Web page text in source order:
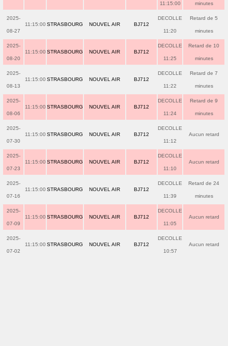
11:15:00 minutes
2025-
08-27
11:15:00 STRASBOURG NOUVEL AIR BJ712
DECOLLE
11:20
Retard de 5
minutes
2025-
08-20
11:15:00 STRASBOURG NOUVEL AIR BJ712
DECOLLE
11:25
Retard de 10
minutes
2025-
08-13
11:15:00 STRASBOURG NOUVEL AIR BJ712
DECOLLE
11:22
Retard de 7
minutes
2025-
08-06
11:15:00 STRASBOURG NOUVEL AIR BJ712
DECOLLE
11:24
Retard de 9
minutes
2025-
07-30
11:15:00 STRASBOURG NOUVEL AIR BJ712
DECOLLE
11:12
Aucun retard
2025-
07-23
11:15:00 STRASBOURG NOUVEL AIR BJ712
DECOLLE
11:10
Aucun retard
2025-
07-16
11:15:00 STRASBOURG NOUVEL AIR BJ712
DECOLLE
11:39
Retard de 24
minutes
2025-
07-09
11:15:00 STRASBOURG NOUVEL AIR BJ712
DECOLLE
11:05
Aucun retard
2025-
07-02
11:15:00 STRASBOURG NOUVEL AIR BJ712
DECOLLE
10:57
Aucun retard